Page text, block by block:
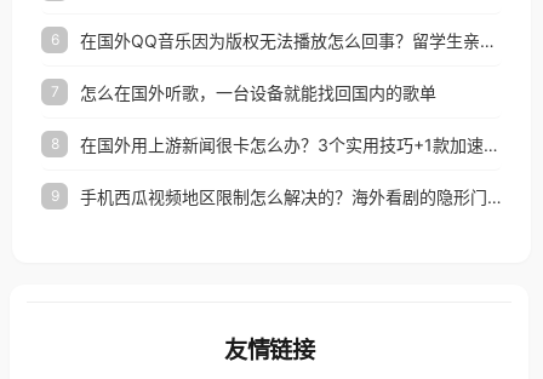
6 在国外QQ音乐因为版权无法播放怎么回事？留学生亲测有效的解决办法
7 怎么在国外听歌，一台设备就能找回国内的歌单
8 在国外用上游新闻很卡怎么办？3个实用技巧+1款加速器解决海外看国内内容难题
9 手机西瓜视频地区限制怎么解决的？海外看剧的隐形门与钥匙
友情链接